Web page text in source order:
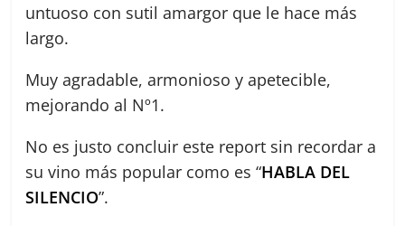
untuoso con sutil amargor que le hace más
largo.
Muy agradable, armonioso y apetecible,
mejorando al Nº1.
No es justo concluir este report sin recordar a
su vino más popular como es “HABLA DEL
SILENCIO”.